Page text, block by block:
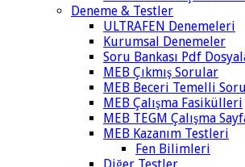
Deneme & Testler
ULTRAFEN Denemeleri
Kurumsal Denemeler
Soru Bankası Pdf
MEB Çıkmış Sorular
MEB Beceri Temelli
MEB Çalışma Fasikülleri
MEB TEGM Çalışma
MEB Kazanım Testleri
Fen Bilimleri